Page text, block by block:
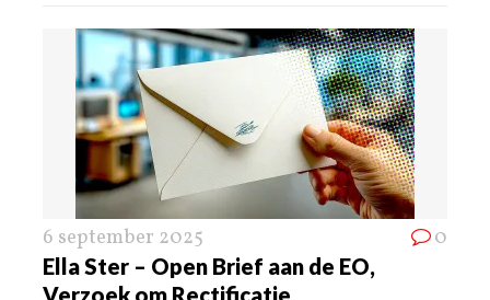
6 september 2025 0
Ella Ster – Open Brief aan de EO,
Verzoek om Rectificatie